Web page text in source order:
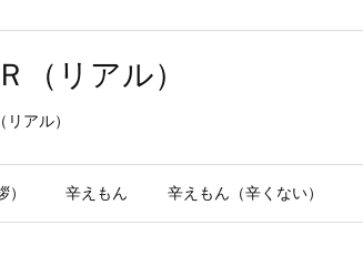
（リアル）
アル）
辛えもん 辛えもん（辛くない）